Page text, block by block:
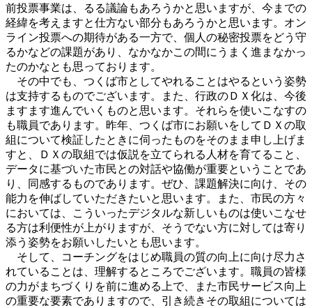
前投票事業は、るる議論もあろうかと思いますが、今までの
経緯を考えますと仕方ない部分もあろうかと思います。オン
ライン投票への期待がある一方で、個人の秘密投票をどう守
るかなどの課題があり、なかなかこの間にうまく進まなかっ
たのかなとも思っております。
その中でも、つくば市としてやれることはやるという姿勢
は支持するものでございます。また、行政のＤＸ化は、今後
ますます進んでいくものと思います。それらを使いこなすの
も職員であります。昨年、つくば市にお願いをしてＤＸの取
組について検証したときに伺ったものをそのまま申し上げま
すと、ＤＸの取組では仮説を立てられる人材を育てること、
データに基づいた市民との対話や協働が重要ということであ
り、同感するものであります。ぜひ、課題解決に向け、その
能力を伸ばしていただきたいと思います。また、市民の方々
においては、こういったデジタルな新しいものは使いこなせ
る方は利便性が上がりますが、そうでない方に対しては寄り
添う姿勢をお願いしたいとも思います。
そして、コーチングをはじめ職員の質の向上に向け尽力さ
れていることは、理解するところでございます。職員の皆様
の力がまちづくりを前に進める上で、また市民サービス向上
の重要な要素でありますので、引き続きその取組については